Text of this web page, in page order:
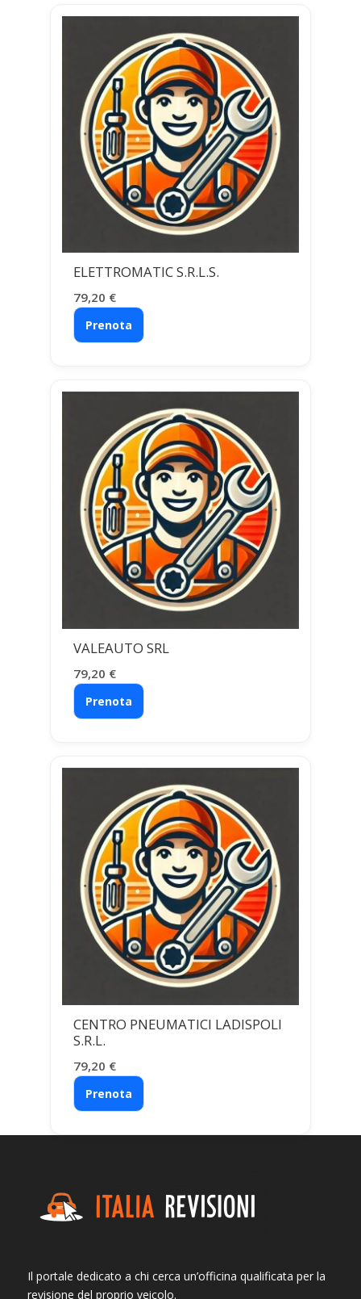
ELETTROMATIC S.R.L.S.
79,20 €
Prenota
VALEAUTO SRL
79,20 €
Prenota
CENTRO PNEUMATICI LADISPOLI
S.R.L.
79,20 €
Prenota
Il portale dedicato a chi cerca un’officina qualificata per la
revisione del proprio veicolo.